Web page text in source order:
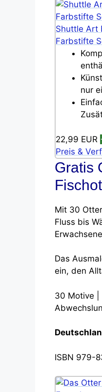
Shuttle Art
Farbstifte
nur
22,99 EUR
Preis &
Gratis
Mit 30
Fluss bis
Das
ein, den
30 Motive |
ISBN 979-